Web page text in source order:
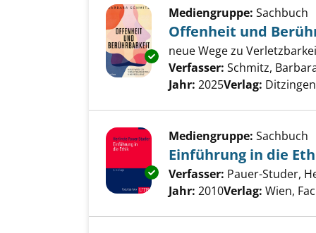
Exemplar-Details von
Mediengruppe: Sachbuch
Offenheit und
neue Wege zu
Verfasser: Schmitz,
Jahr: 2025Verlag:
Exemplar-Details von
Mediengruppe: Sachbuch
Einführung in die
Verfasser: Pauer-Studer,
Jahr: 2010Verlag: Wien,